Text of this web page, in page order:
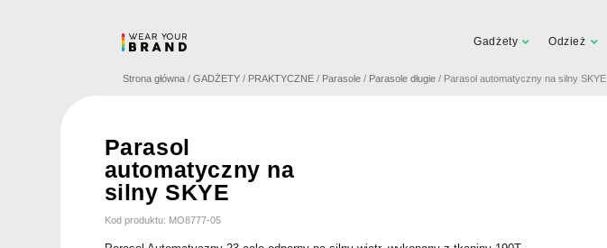
Gadżety Odzież
Strona główna /GADŻETY / PRAKTYCZNE / Parasole / Parasole długie / Parasol automatyczny na silny SKYE
Parasol
automatyczny na
silny SKYE
Kod produktu: MO8777-05